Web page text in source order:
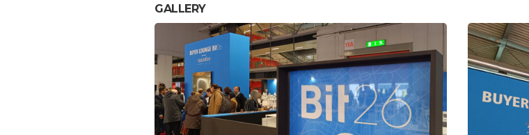
GALLERY